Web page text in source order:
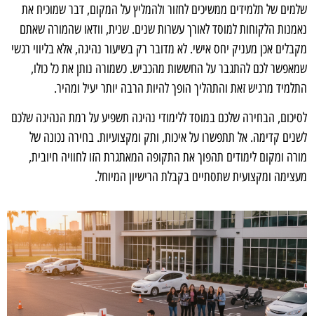
שלמים של תלמידים ממשיכים לחזור ולהמליץ על המקום, דבר שמוכיח את
נאמנות הלקוחות למוסד לאורך עשרות שנים. שנית, וודאו שהמורה שאתם
מקבלים אכן מעניק יחס אישי. לא מדובר רק בשיעור נהיגה, אלא בליווי רגשי
שמאפשר לכם להתגבר על החששות מהכביש. כשמורה נותן את כל כולו,
התלמיד מרגיש זאת והתהליך הופך להיות הרבה יותר יעיל ומהיר.
לסיכום, הבחירה שלכם במוסד ללימודי נהיגה תשפיע על רמת הנהיגה שלכם
לשנים קדימה. אל תתפשרו על איכות, ותק ומקצועיות. בחירה נכונה של
מורה ומקום לימודים תהפוך את התקופה המאתגרת הזו לחוויה חיובית,
מעצימה ומקצועית שתסתיים בקבלת הרישיון המיוחל.